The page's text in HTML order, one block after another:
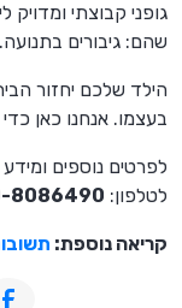
גופני קבוצתי
שהם: גיבורים בתנועה.
הילד שלכם יחזור
בעצמו. אנחנו כאן
לפרטים נוספים
לטלפון: 8086490
קריאה נוספת: